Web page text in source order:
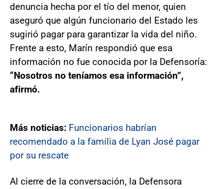
denuncia hecha por el tío del menor, quien
aseguró que algún funcionario del Estado les
sugirió pagar para garantizar la vida del niño.
Frente a esto, Marín respondió que esa
información no fue conocida por la Defensoría:
“Nosotros no teníamos esa información”,
afirmó.
Más noticias: Funcionarios habrían
recomendado a la familia de Lyan José pagar
por su rescate
Al cierre de la conversación, la Defensora